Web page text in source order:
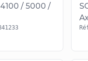
4100 / 5000 /